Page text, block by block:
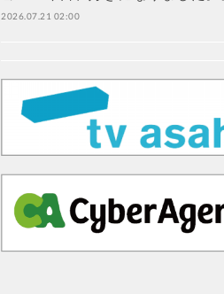
2026.07.21 02:00